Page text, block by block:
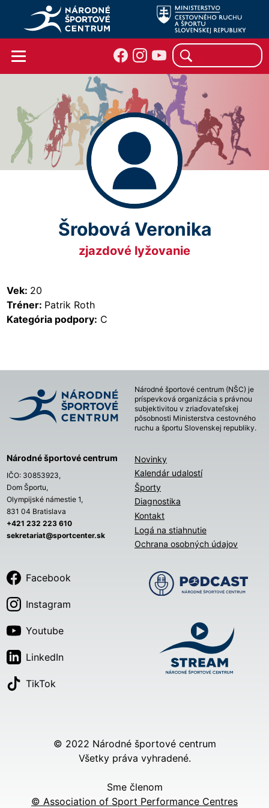
Šrobová Veronika
zjazdové lyžovanie
Vek: 20
Tréner: Patrik Roth
Kategória podpory: C
Národné športové centrum (NŠC) je
príspevková organizácia s právnou
subjektivitou v zriaďovateľskej
pôsobnosti Ministerstva cestovného
ruchu a športu Slovenskej republiky.
Národné športové centrum
IČO: 30853923,
Dom Športu,
Olympijské námestie 1,
831 04 Bratislava
+421 232 223 610
sekretariat@sportcenter.sk
Novinky
Kalendár udalostí
Športy
Diagnostika
Kontakt
Logá na stiahnutie
Ochrana osobných údajov
Facebook
Instagram
Youtube
LinkedIn
TikTok
© 2022 Národné športové centrum
Všetky práva vyhradené.
Sme členom
© Association of Sport Performance Centres